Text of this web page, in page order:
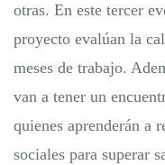
otras. En este tercer
proyecto evalúan la
meses de trabajo.
van a tener un
quienes aprenderán a
sociales para superar